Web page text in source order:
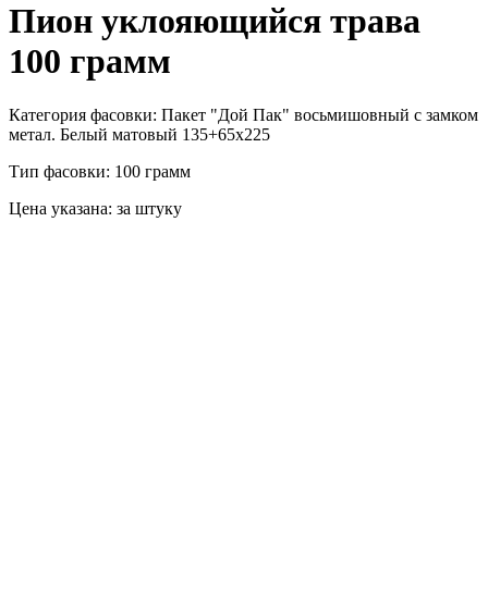
Пион уклояющийся трава
100 грамм
Категория фасовки: Пакет "Дой Пак" восьмишовный с замком
метал. Белый матовый 135+65х225
Тип фасовки: 100 грамм
Цена указана: за штуку